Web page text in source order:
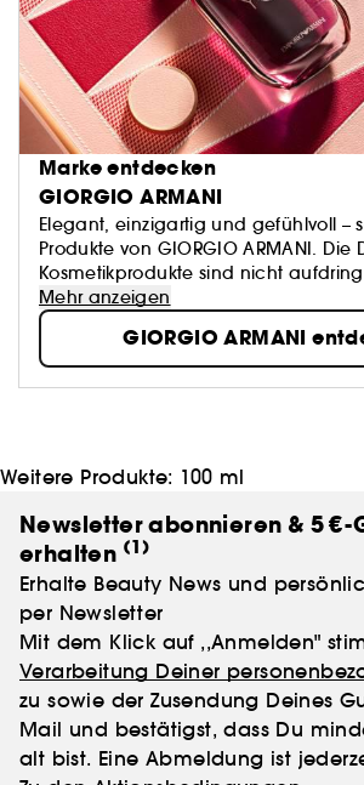
Marke entdecken
GIORGIO ARMANI
Elegant, einzigartig und gefühlvoll –
Produkte von GIORGIO ARMANI. Die
Kosmetikprodukte sind nicht
selbstbewusst präsent. Edelste
luxuriöseste Designs zeichnen die
aus. Mühelos einfach
gleichzeitig Performance-starke
Pflegeprodukte perfektionieren die
grenzenlose Möglichkeiten. Die
für einen glanzvollen Auftritt.
Mehr anzeigen
GIORGIO ARMANI
Weitere Produkte: 100 ml
Newsletter abonnieren & 5 €-
erhalten (1)
Erhalte Beauty News und
per Newsletter
Mit dem Klick auf ,,Anmelden"
Verarbeitung Deiner
zu sowie der Zusendung Deines
Mail und bestätigst, dass Du
alt bist. Eine Abmeldung ist